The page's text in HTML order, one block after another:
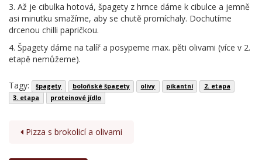
3. Až je cibulka hotová, špagety z hrnce dáme k cibulce a jemně
asi minutku smažíme, aby se chutě promíchaly. Dochutíme
drcenou chilli papričkou.
4. Špagety dáme na talíř a posypeme max. pěti olivami (více v 2.
etapě nemůžeme).
Tagy: špagety boloňské špagety olivy pikantní
2. etapa
3. etapa
proteinové jídlo
Pizza s brokolicí a olivami